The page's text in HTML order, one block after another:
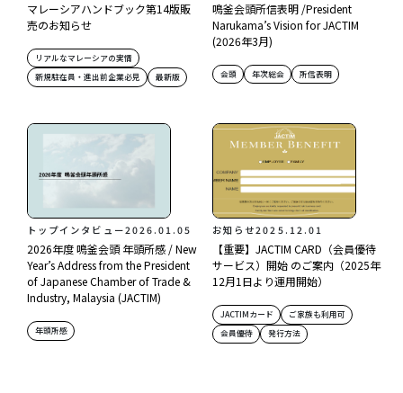
マレーシアハンドブック第14版販
売のお知らせ
リアルなマレーシアの実情
新規駐在員・進出前企業必見
最新版
鳴釜会頭所信表明 /President
Narukama’s Vision for JACTIM
(2026年3月)
会頭 年次総会 所信表明
トップインタビュー2026.01.05
2026年度 鳴釜会頭 年頭所感 / New
Year’s Address from the President
of Japanese Chamber of Trade &
Industry, Malaysia (JACTIM)
年頭所感
お知らせ2025.12.01
【重要】JACTIM CARD（会員優待
サービス）開始 のご案内（2025年
12月1日より運用開始）
JACTIMカード
ご家族も利用可
会員優待
発行方法